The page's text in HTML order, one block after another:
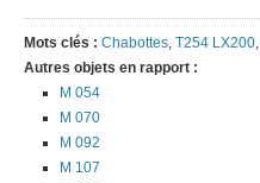
Mots clés : Chabottes, T254 LX200,
Autres objets en rapport :
M 054
M 070
M 092
M 107